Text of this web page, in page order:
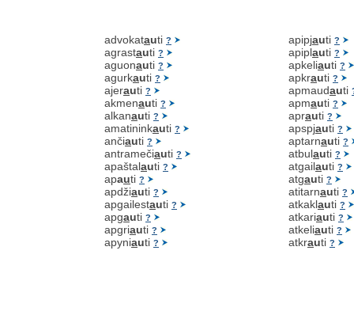
advokatauti ?
agrastauti ?
aguonauti ?
agurkauti ?
ajerauti ?
akmenauti ?
alkanauti ?
amatininkauti ?
ančiauti ?
antramečiauti ?
apaštalauti ?
apauti ?
apdžiauti ?
apgailestauti ?
apgauti ?
apgriauti ?
apyniauti ?
apipjauti ?
apiplauti ?
apkeliauti ?
apkrauti ?
apmaudauti
apmauti ?
aprauti ?
apspjauti ?
aptarnauti ?
atbulauti ?
atgailauti ?
atgauti ?
atitarnauti ?
atkaklauti ?
atkariauti ?
atkeliauti ?
atkrauti ?